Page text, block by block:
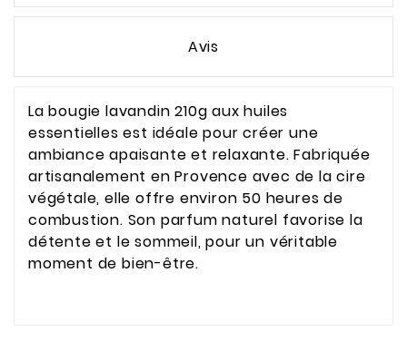
Avis
La bougie lavandin 210g aux huiles
essentielles est idéale pour créer une
ambiance apaisante et relaxante. Fabriquée
artisanalement en Provence avec de la cire
végétale, elle offre environ 50 heures de
combustion. Son parfum naturel favorise la
détente et le sommeil, pour un véritable
moment de bien-être.